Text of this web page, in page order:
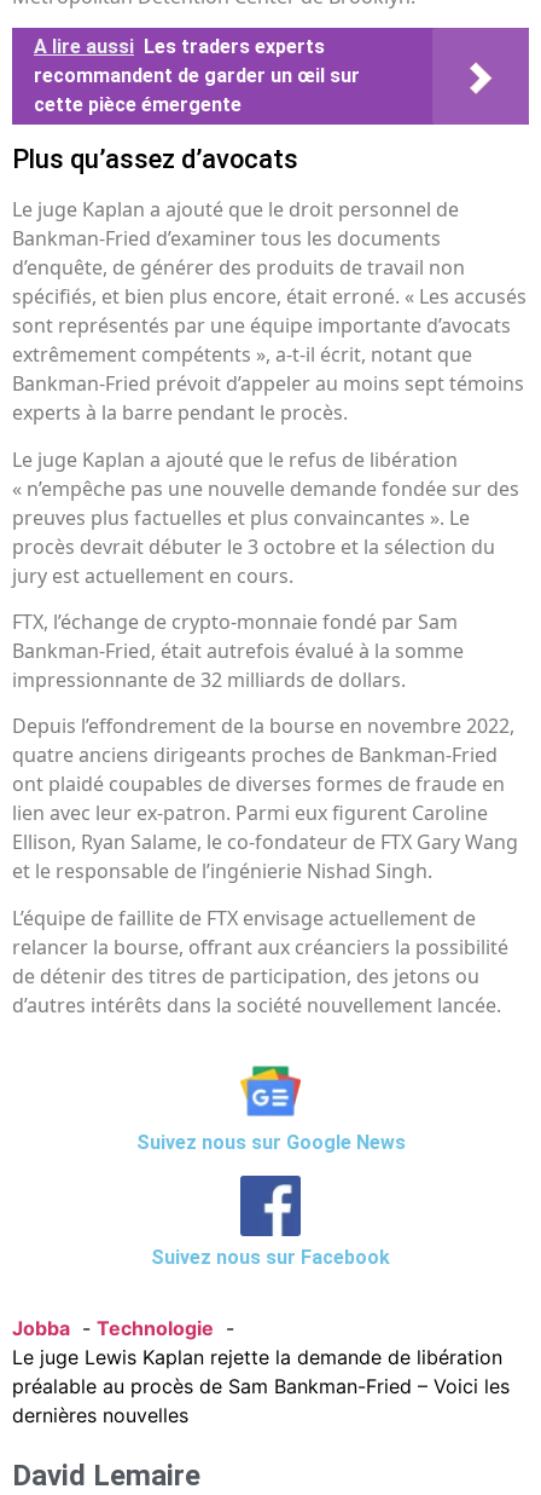
A lire aussi Les traders experts
recommandent de garder un œil sur
cette pièce émergente
Plus qu’assez d’avocats
Le juge Kaplan a ajouté que le droit personnel de
Bankman-Fried d’examiner tous les documents
d’enquête, de générer des produits de travail non
spécifiés, et bien plus encore, était erroné. « Les accusés
sont représentés par une équipe importante d’avocats
extrêmement compétents », a-t-il écrit, notant que
Bankman-Fried prévoit d’appeler au moins sept témoins
experts à la barre pendant le procès.
Le juge Kaplan a ajouté que le refus de libération
« n’empêche pas une nouvelle demande fondée sur des
preuves plus factuelles et plus convaincantes ». Le
procès devrait débuter le 3 octobre et la sélection du
jury est actuellement en cours.
FTX, l’échange de crypto-monnaie fondé par Sam
Bankman-Fried, était autrefois évalué à la somme
impressionnante de 32 milliards de dollars.
Depuis l’effondrement de la bourse en novembre 2022,
quatre anciens dirigeants proches de Bankman-Fried
ont plaidé coupables de diverses formes de fraude en
lien avec leur ex-patron. Parmi eux figurent Caroline
Ellison, Ryan Salame, le co-fondateur de FTX Gary Wang
et le responsable de l’ingénierie Nishad Singh.
L’équipe de faillite de FTX envisage actuellement de
relancer la bourse, offrant aux créanciers la possibilité
de détenir des titres de participation, des jetons ou
d’autres intérêts dans la société nouvellement lancée.
Suivez nous sur Google News
Suivez nous sur Facebook
Jobba
Technologie
Le juge Lewis Kaplan rejette la demande de libération
préalable au procès de Sam Bankman-Fried – Voici les
dernières nouvelles
David Lemaire